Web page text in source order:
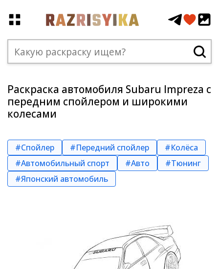
Раскраска автомобиля Subaru Impreza с
передним спойлером и широкими
колесами
#Спойлер #Передний спойлер
#Колёса
#Автомобильный спорт
#Авто
#Тюнинг
#Японский автомобиль